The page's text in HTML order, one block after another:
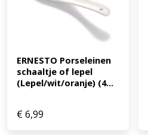
ERNESTO Porseleinen
schaaltje of lepel
(Lepel/wit/oranje) (4...
€6,99